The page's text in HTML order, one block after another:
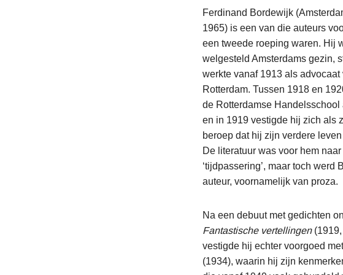
Ferdinand Bordewijk
1965) is een van die auteurs
een tweede roeping waren. Hij
welgesteld Amsterdams gezin,
werkte vanaf 1913 als advocaat
Rotterdam. Tussen 1918 en
de Rotterdamse
en in 1919 vestigde hij zich als
beroep dat hij zijn verdere
De literatuur was voor hem
‘tijdpassering’, maar toch
auteur, voornamelijk van proza.
Na een debuut met gedichten
Fantastische vertellingen(1919,
vestigde hij echter voorgoed
(1934), waarin hij zijn